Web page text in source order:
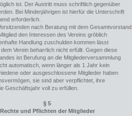
ist. Der Austritt muss schriftlich gegenüber
Bei Minderjährigen ist hierfür die Unterschrift
erforderlich.
nach Beratung mit dem Gesamtvorstand
den Interessen des Vereins gröblich
Handlung zuschulden kommen lässt
Verein beharrlich nicht erfüllt. Gegen diese
ist Berufung an die Mitgliederversammlung
automatisch, wenn länger als 1 Jahr kein
oder ausgeschlossene Mitglieder haben
sie sind aber verpflichtet, ihre
Geschäftsjahr voll zu erfüllen.
§ 5
Rechte und Pflichten der Mitglieder